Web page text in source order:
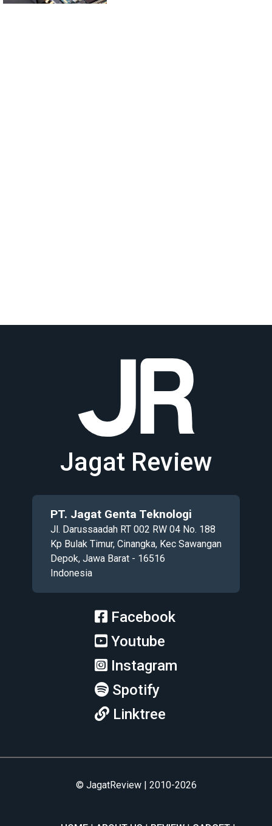
Jagat Review
PT. Jagat Genta Teknologi
Jl. Darussaadah RT 002 RW 04 No. 188
Kp Bulak Timur, Cinangka, Kec Sawangan
Depok, Jawa Barat - 16516
Indonesia
Facebook
Youtube
Instagram
Spotify
Linktree
© JagatReview | 2010-2026